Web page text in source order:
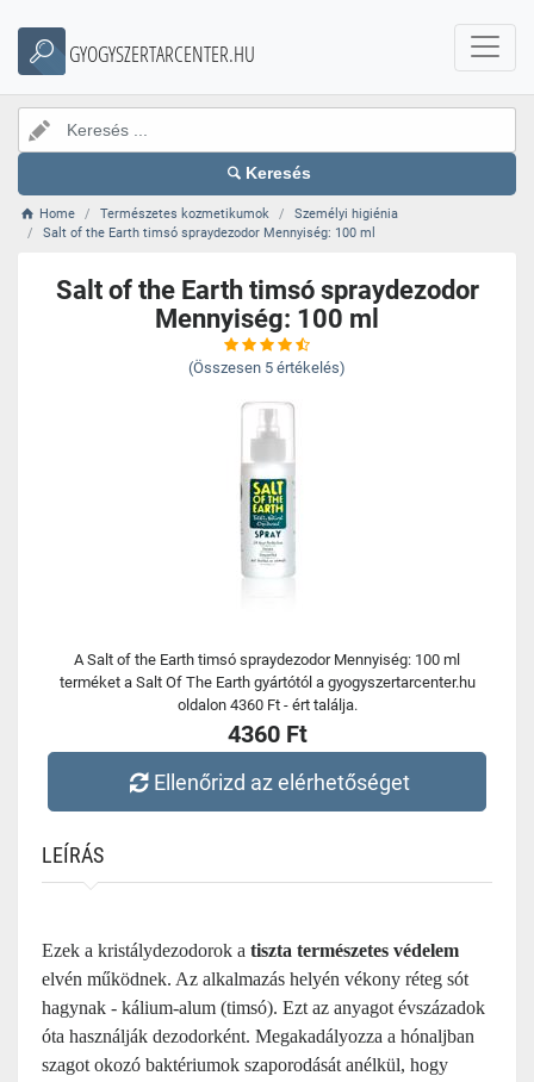
GYOGYSZERTARCENTER.HU
Keresés
Home Természetes kozmetikumok
Személyi higiénia
Salt of the Earth timsó spraydezodor Mennyiség: 100 ml
Salt of the Earth timsó spraydezodor
Mennyiség: 100 ml
(Összesen 5 értékelés)
A Salt of the Earth timsó spraydezodor Mennyiség: 100 ml
terméket a Salt Of The Earth gyártótól a gyogyszertarcenter.hu
oldalon 4360 Ft - ért találja.
4360 Ft
Ellenőrizd az elérhetőséget
LEÍRÁS
Ezek a kristálydezodorok a tiszta természetes védelem
elvén működnek. Az alkalmazás helyén vékony réteg sót
hagynak - kálium-alum (timsó). Ezt az anyagot évszázadok
óta használják dezodorként. Megakadályozza a hónaljban
szagot okozó baktériumok szaporodását anélkül, hogy